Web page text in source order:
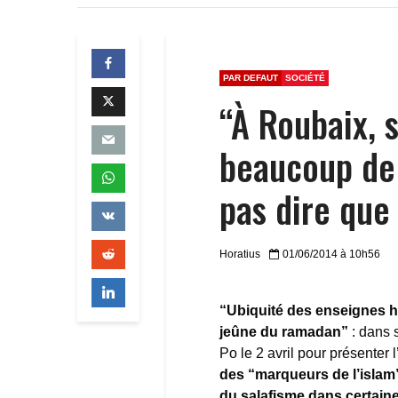
PAR DEFAUT SOCIÉTÉ
“À
beaucoup
pas dire
Horatius 01/06/2014 à 10h56
“Ubiquité des enseignes
jeûne du ramadan” : dans
Po le 2 avril pour présenter
des “marqueurs de